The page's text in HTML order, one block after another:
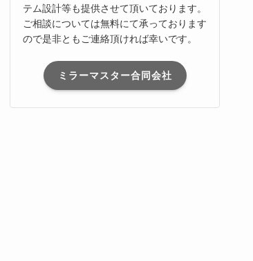
テム設計等も提供させて頂いております。
ご相談については無料にて承っております
ので是非ともご連絡頂ければ幸いです。
ミラーマスター合同会社